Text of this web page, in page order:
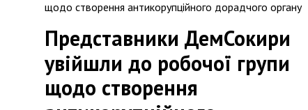
Представники ДемСокири
увійшли до робочої групи
щодо створення